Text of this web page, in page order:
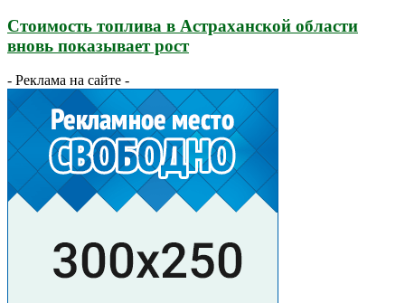
Стоимость топлива в Астраханской области
вновь показывает рост
- Реклама на сайте -